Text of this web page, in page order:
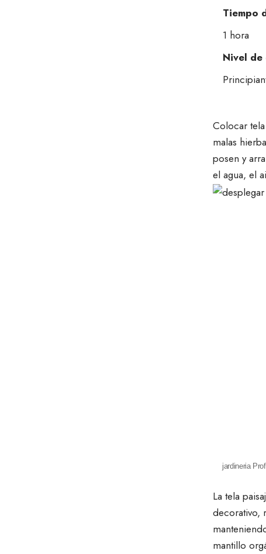
Tiempo
1 hora
Nivel de
Colocar
malas
posen y
el agua, el
jardineria
La tela
decorativo,
mantillo